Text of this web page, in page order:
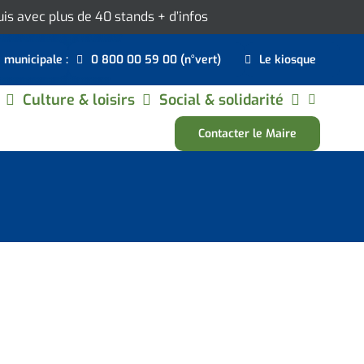
avec plus de 40 stands + d’infos
: 0 800 00 59 00 (n°vert) Le kiosque
Culture & loisirs Social & solidarité
Contacter le Maire